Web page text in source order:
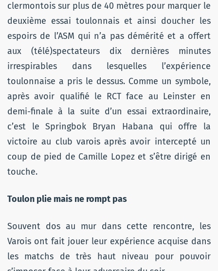
clermontois sur plus de 40 mètres pour marquer le
deuxième essai toulonnais et ainsi doucher les
espoirs de l’ASM qui n’a pas démérité et a offert
aux (télé)spectateurs dix dernières minutes
irrespirables dans lesquelles l’expérience
toulonnaise a pris le dessus. Comme un symbole,
après avoir qualifié le RCT face au Leinster en
demi-finale à la suite d’un essai extraordinaire,
c’est le Springbok Bryan Habana qui offre la
victoire au club varois après avoir intercepté un
coup de pied de Camille Lopez et s’être dirigé en
touche.
Toulon plie mais ne rompt pas
Souvent dos au mur dans cette rencontre, les
Varois ont fait jouer leur expérience acquise dans
les matchs de très haut niveau pour pouvoir